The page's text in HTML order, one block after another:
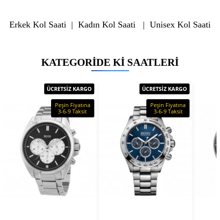
Erkek Kol Saati | Kadın Kol Saati | Unisex Kol Saati
KATEGORIDE KI SAATLERI
ÜCRETSİZ KARGO
Peşin Fiyatına
3-6-9 Taksit
ÜCRETSİZ KARGO
Peşin Fiyatına
3-6-9 Taksit